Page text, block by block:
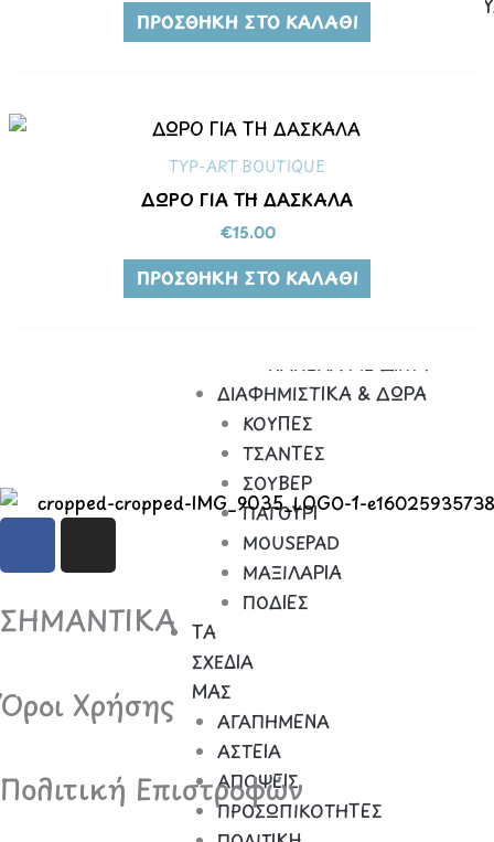
ΜΠΟΥΦΑΝ ΧΩΡΙΣ
SPORTS
ΠΑΙΔΙΚΑ ΣΕΤ
Τ-SHIRTS
ΦΟΥΤΕΡ – ΖΑΚΕΤΑ
ΤΣΑΝΤΕΣ/ΚΑΠΕΛΑ
ΤΣΑΝΤΕΣ ΠΛΑΤΗΣ
ΤΣΑΝΤΕΣ ΩΜΟΥ
ΚΑΠΕΛΑ ΜΕ ΔΙΧΤΥ
ΔΙΑΦΗΜΙΣΤΙΚΑ & ΔΩΡΑ
ΚΟΥΠΕΣ
ΤΣΑΝΤΕΣ
ΣΟΥΒΕΡ
ΠΑΓΟΥΡΙ
MOUSEPAD
ΜΑΞΙΛΑΡΙΑ
ΠΟΔΙΕΣ
ΤΑ
ΣΧΕΔΙΑ
ΜΑΣ
ΑΓΑΠΗΜΕΝΑ
ΑΣΤΕΙΑ
ΑΠΟΨΕΙΣ
ΠΡΟΣΩΠΙΚΟΤΗΤΕΣ
ΠΡΟΣΘΉΚΗ ΣΤΟ ΚΑΛΆΘΙ
TYP-ART BOUTIQUE
ΔΩΡΟ ΓΙΑ ΤΗ ΔΑΣΚΑΛΑ
€15.00
ΠΡΟΣΘΉΚΗ ΣΤΟ ΚΑΛΆΘΙ
F
c
e
b
o
k
I
s
t
a
r
a
ΣΗΜΑΝΤΙΚΑ
Όροι Χρήσης
Πολιτική Επιστροφών